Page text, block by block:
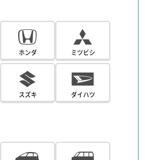
ホンダ ミツビシ
スズキ ダイハツ